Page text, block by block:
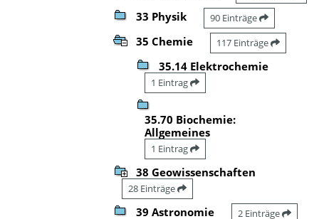
33 Physik 90 Einträge
35 Chemie 117 Einträge
35.14 Elektrochemie
1 Eintrag
35.70 Biochemie:
Allgemeines
1 Eintrag
38 Geowissenschaften
28 Einträge
39 Astronomie 2 Einträge